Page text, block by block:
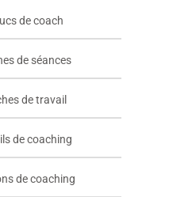
de coach
de séances
de travail
de coaching
de coaching